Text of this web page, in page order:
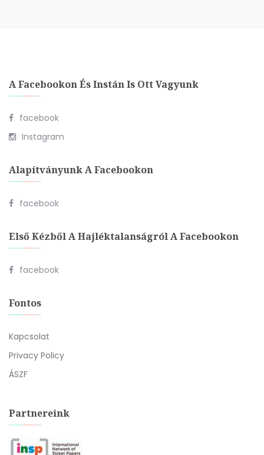
A Facebookon És Instán Is Ott Vagyunk
facebook
Instagram
Alapítványunk A Facebookon
facebook
Első Kézből A Hajléktalanságról A Facebookon
facebook
Fontos
Kapcsolat
Privacy Policy
ÁSZF
Partnereink